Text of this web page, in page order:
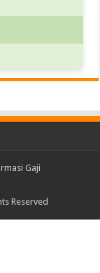
Gaji
Reserved